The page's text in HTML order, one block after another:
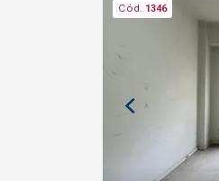
Cód. 1346